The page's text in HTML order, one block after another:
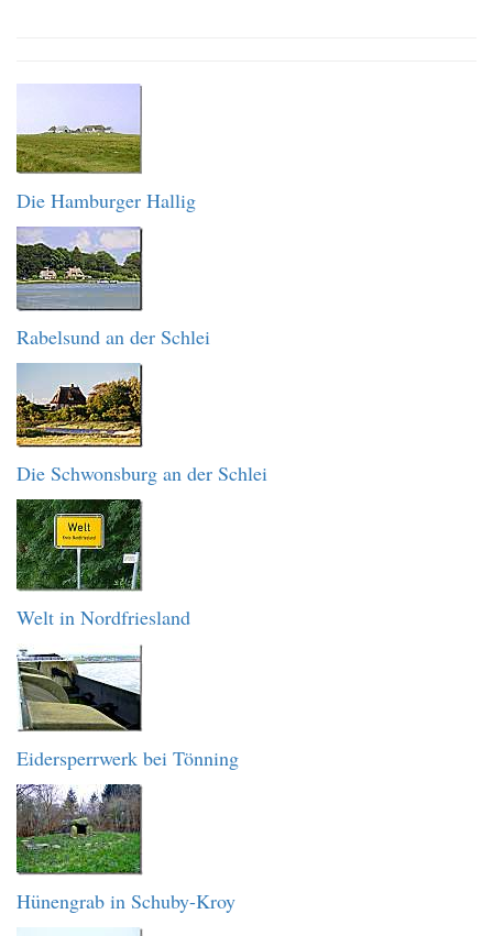
Die Hamburger Hallig
Rabelsund an der Schlei
Die Schwonsburg an der Schlei
Welt in Nordfriesland
Eidersperrwerk bei Tönning
Hünengrab in Schuby-Kroy